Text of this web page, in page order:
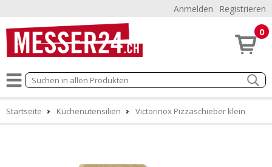
Anmelden Registrieren
0
Startseite Küchenutensilien Victorinox Pizzaschieber klein